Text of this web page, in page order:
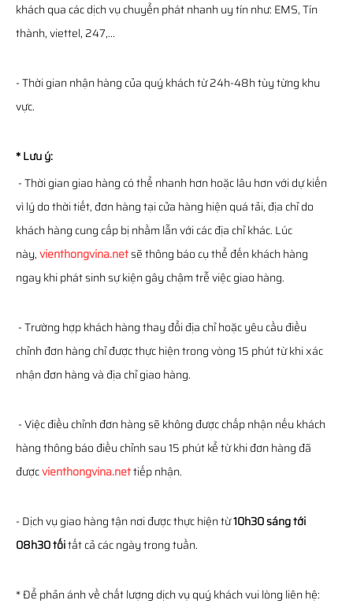
khách qua các dịch vụ chuyển phát nhanh uy tín như: EMS, Tín
thành, viettel, 247,...
- Thời gian nhận hàng của quý khách từ 24h-48h tùy từng khu
vực.
* Lưu ý:
- Thời gian giao hàng có thể nhanh hơn hoặc lâu hơn với dự kiến
vì lý do thời tiết, đơn hàng tại cửa hàng hiện quá tải, địa chỉ do
khách hàng cung cấp bị nhầm lẫn với các địa chỉ khác. Lúc
này,vienthongvina.netsẽ thông báo cụ thể đến khách hàng
ngay khi phát sinh sự kiện gây chậm trễ việc giao hàng.
- Trường hợp khách hàng thay đổi địa chỉ hoặc yêu cầu điều
chỉnh đơn hàng chỉ được thực hiện trong vòng 15 phút từ khi xác
nhận đơn hàng và địa chỉ giao hàng.
- Việc điều chỉnh đơn hàng sẽ không được chấp nhận nếu khách
hàng thông báo điều chỉnh sau 15 phút kể từ khi đơn hàng đã
đượcvienthongvina.nettiếp nhận.
- Dịch vụ giao hàng tận nơi được thực hiện từ10h30 sáng tới
08h30 tốitất cả các ngày trong tuần.
* Để phản ánh về chất lượng dịch vụ quý khách vui lòng liên hệ: